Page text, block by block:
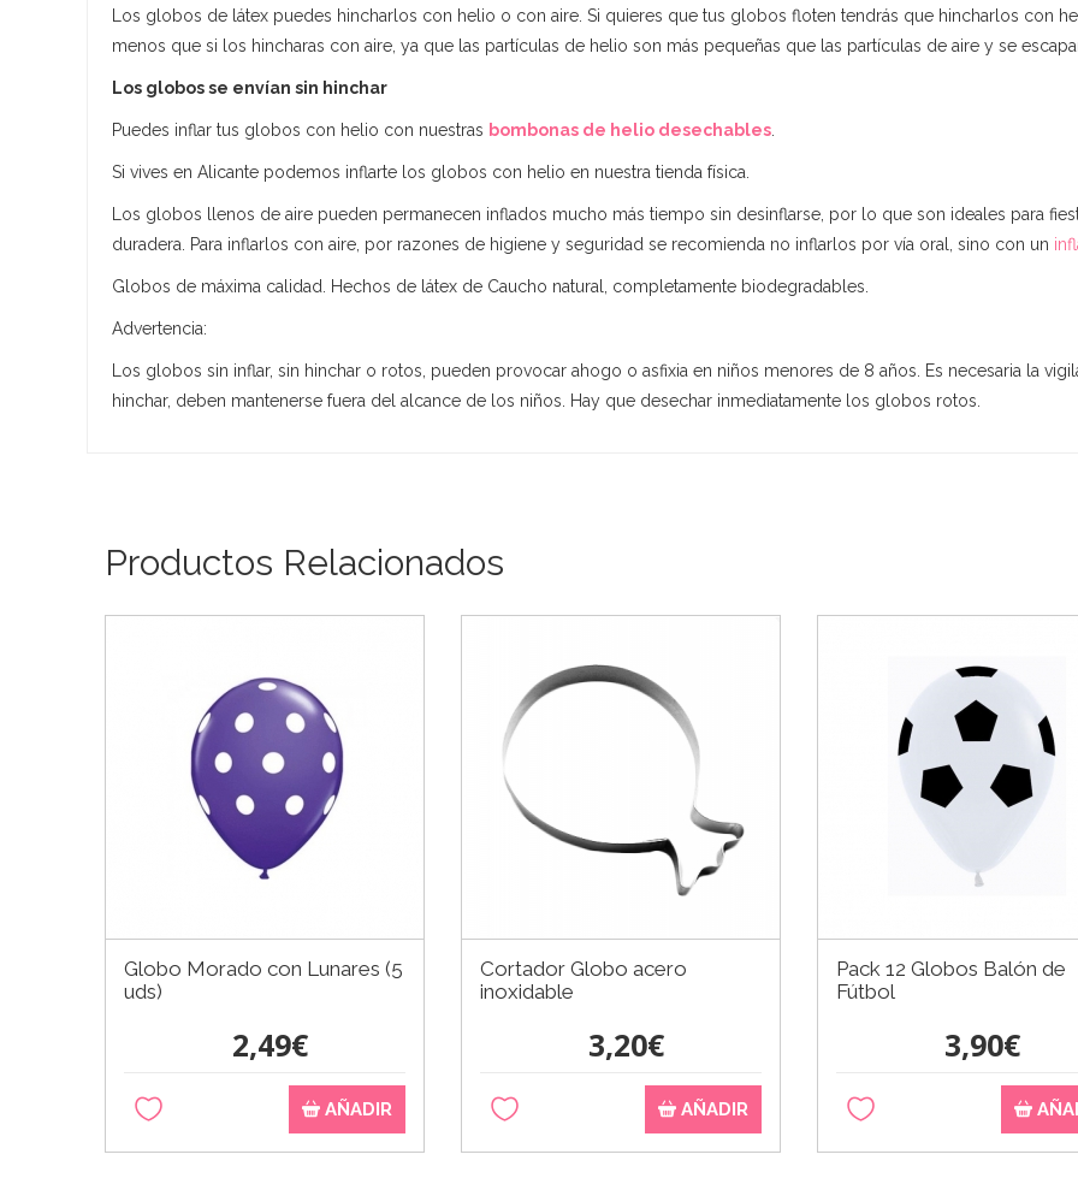
Los globos de látex puedes hincharlos con helio o con aire. Si quieres que tus globos floten tendrás que hincharlos con
menos que si los hincharas con aire, ya que las partículas de helio son más pequeñas que las partículas de aire y se
Los globos se envían sin hinchar
Puedes inflar tus globos con helio con nuestras bombonas de helio desechables
Si vives en Alicante podemos inflarte los globos con helio en nuestra tienda física.
Los globos llenos de aire pueden permanecen inflados mucho más tiempo sin desinflarse, por lo que son ideales para
duradera. Para inflarlos con aire, por razones de higiene y seguridad se recomienda no inflarlos por vía oral, sino con un
Globos de máxima calidad. Hechos de látex de Caucho natural, completamente biodegradables.
Advertencia:
Los globos sin inflar, sin hinchar o rotos, pueden provocar ahogo o asfixia en niños menores de 8 años. Es necesaria la
hinchar, deben mantenerse fuera del alcance de los niños. Hay que desechar inmediatamente los globos rotos.
Productos Relacionados
Globo Morado con Lunares (5
uds)
2,49€
AÑADIR
Cortador Globo acero
inoxidable
3,20€
AÑADIR
Pack 12 Globos Balón de
Fútbol
3,90€